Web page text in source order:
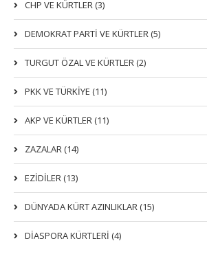
CHP VE KÜRTLER (3)
DEMOKRAT PARTI VE KÜRTLER (5)
TURGUT ÖZAL VE KÜRTLER (2)
PKK VE TÜRKIYE (11)
AKP VE KÜRTLER (11)
ZAZALAR (14)
EZIDILER (13)
DÜNYADA KÜRT AZINLIKLAR (15)
DİASPORA KÜRTLERİ (4)